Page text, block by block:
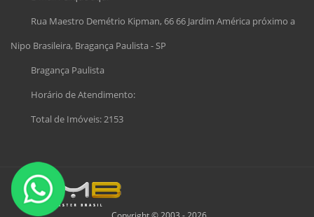
Rua Maestro Demétrio Kipman, 66 66 Jardim América próximo a
Nipo Brasileira, Bragança Paulista - SP
Bragança Paulista
Horário de Atendimento:
Total de Imóveis: 2153